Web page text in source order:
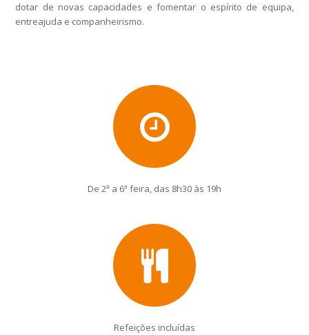
dotar de novas capacidades e fomentar o espírito de equipa,
entreajuda e companheirismo.
De 2ª a 6ª feira, das 8h30 às 19h
Refeições incluídas